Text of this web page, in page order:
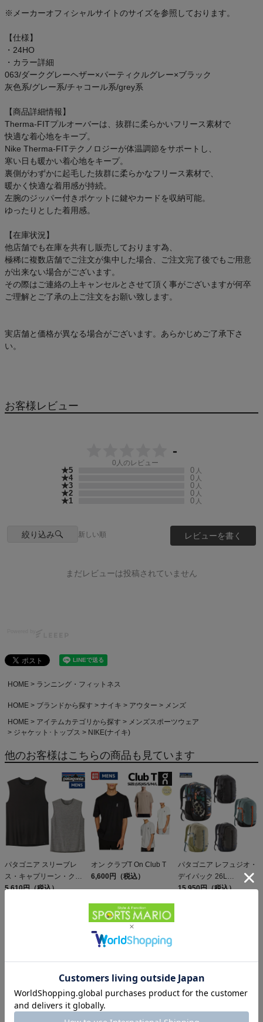
アウトレットセール
スタッフコーディネート
スタッフブログ
※メーカーオフィシャルサイトのサイズを参照しております。
【仕様】
・24HO
・カラー詳細
063/ダークグレーヘザー×パーティクルグレー×ブラック
灰色系/グレー系/チャコール系/grey系
【商品詳細情報】
Therma-FITプルオーバーは、抜群に柔らかいフリース素材で
快適な着心地をキープ。
Nike Therma-FITテクノロジーが体温調節をサポートし、
寒い日も暖かい着心地をキープ。
裏側がわずかに起毛した抜群に柔らかなフリース素材で、
暖かく快適な着用感が持続。
左腕のジッパー付きポケットに鍵やカードを収納可能。
ゆったりとした着用感。
【在庫状況】
他店舗でも在庫を共有し販売しております為、
極稀に複数店舗でご注文が集中した場合、ご注文完了後でもご用意
が出来ない場合がございます。
その際はご連絡の上キャンセルとさせて頂く事がございますが何卒
ご理解とご了承の上ご注文をお願い致します。
実店舗と価格が異なる場合がございます。あらかじめご了承下さ
い。
お客様レビュー
-
0 人のレビュー
★5 0 人
★4 0 人
★3 0 人
★2 0 人
★1 0 人
絞り込み 新しい順 レビューを書く
まだレビューは投稿されていません
HOME ランニング・フィットネス
HOME ブランドから探す ナイキ アウター
メンズ
HOME
アイテムカテゴリから探す
メンズスポーツウェア
ジャケット･トップス
NIKE(ナイキ)
他のお客様はこちらの商品も見ています
パタゴニア スリーブレ
ス・キャプリーン・クー
ル・デイリー・シャツ
5,610円（税込）
オン クラブT On Club T
6,600円（税込）
パタゴニア レフュジオ・
デイパック 26L
PATAGONIA REFUGIO
15,950円（税込）
オン クラウド 6 On
Cloud
パタゴニア メンズ・テル
ボンヌ・ジョガーズ